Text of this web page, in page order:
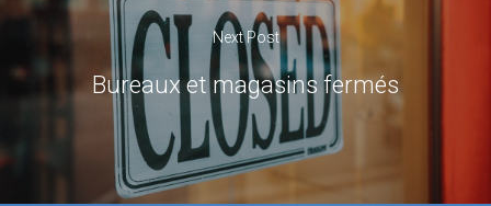
Next Post
Bureaux et magasins fermés